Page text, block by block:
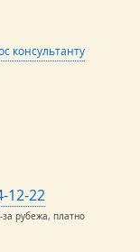
консультанту
12-22
рубежа, платно